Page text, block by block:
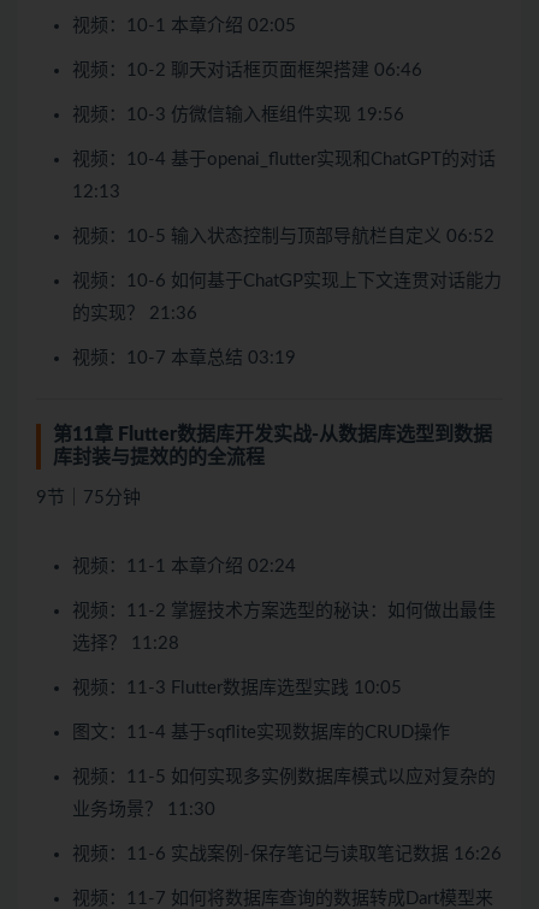
视频：10-1 本章介绍 02:05
视频：10-2 聊天对话框页面框架搭建 06:46
视频：10-3 仿微信输入框组件实现 19:56
视频：10-4 基于openai_flutter实现和ChatGPT的对话
12:13
视频：10-5 输入状态控制与顶部导航栏自定义 06:52
视频：10-6 如何基于ChatGP实现上下文连贯对话能力
的实现？ 21:36
视频：10-7 本章总结 03:19
第11章 Flutter数据库开发实战-从数据库选型到数据
库封装与提效的的全流程
9节｜75分钟
视频：11-1 本章介绍 02:24
视频：11-2 掌握技术方案选型的秘诀：如何做出最佳
选择？ 11:28
视频：11-3 Flutter数据库选型实践 10:05
图文：11-4 基于sqflite实现数据库的CRUD操作
视频：11-5 如何实现多实例数据库模式以应对复杂的
业务场景？ 11:30
视频：11-6 实战案例-保存笔记与读取笔记数据 16:26
视频：11-7 如何将数据库查询的数据转成Dart模型来